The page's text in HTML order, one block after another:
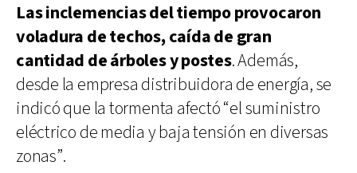
Las inclemencias del tiempo provocaron
voladura de techos, caída de gran
cantidad de árboles y postes. Además,
desde la empresa distribuidora de energía, se
indicó que la tormenta afectó “el suministro
eléctrico de media y baja tensión en diversas
zonas”.